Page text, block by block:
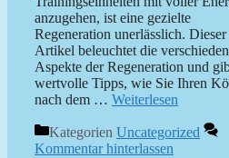
anzugehen, ist eine gezielte
Regeneration unerlässlich. Dieser
Artikel beleuchtet die
Aspekte der Regeneration und
wertvolle Tipps, wie Sie Ihren
nach dem … Weiterlesen
Kategorien Uncategorized
Kommentar hinterlassen